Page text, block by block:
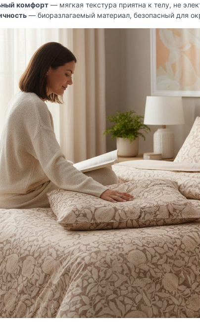
комфорт — мягкая текстура приятна к телу, не
— биоразлагаемый материал, безопасный для